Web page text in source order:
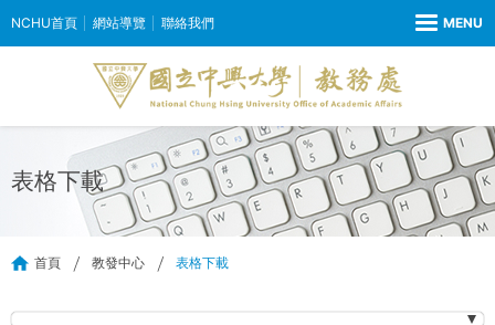
NCHU首頁 網站導覽 聯絡我們
表格下載
首頁 教發中心 表格下載